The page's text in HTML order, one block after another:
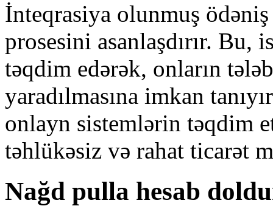
İnteqrasiya olunmuş ödəniş
prosesini asanlaşdırır. Bu,
təqdim edərək, onların
yaradılmasına imkan
onlayn sistemlərin təqdim
təhlükəsiz və rahat ticarət
Nağd pulla hesab